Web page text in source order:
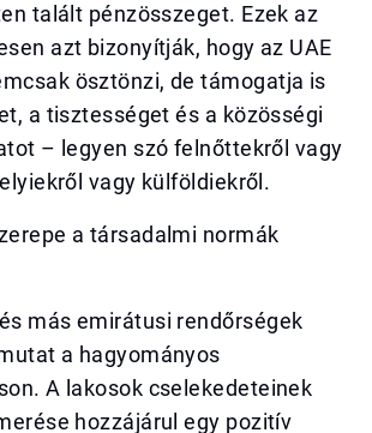
talált pénzösszeget. Ezek az
azt bizonyítják, hogy az UAE
ösztönzi, de támogatja is
a tisztességet és a közösségi
– legyen szó felnőttekről vagy
vagy külföldiekről.
a társadalmi normák
más emirátusi rendőrségek
a hagyományos
A lakosok cselekedeteinek
hozzájárul egy pozitív